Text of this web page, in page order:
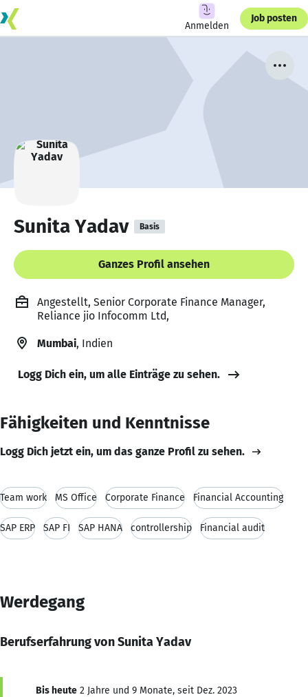
Anmelden
Job posten
Sunita Yadav Basis
Ganzes Profil ansehen
Angestellt, Senior Corporate Finance Manager,
Reliance jio Infocomm Ltd,
Mumbai, Indien
Logg Dich ein, um alle Einträge zu sehen.
Fähigkeiten und Kenntnisse
Logg Dich jetzt ein, um das ganze Profil zu sehen.
Team work MS Office Corporate Finance Financial Accounting
SAP ERP SAP FI SAP HANA controllership Financial audit
Werdegang
Berufserfahrung von Sunita Yadav
Bis heute 2 Jahre und 9 Monate, seit Dez. 2023